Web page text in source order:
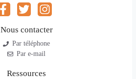
Nous contacter
Par téléphone
Par e-mail
Ressources